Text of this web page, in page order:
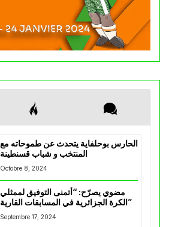
الحارس بوحلفاية يتحدث عن طموحاته مع
المنتخب و شباب قسنطينة
Octobre 8, 2024
مضوي يصرّح: “أتمنى التوفيق لممثلي
الكرة الجزائرية في المسابقات القارية”
Septembre 17, 2024